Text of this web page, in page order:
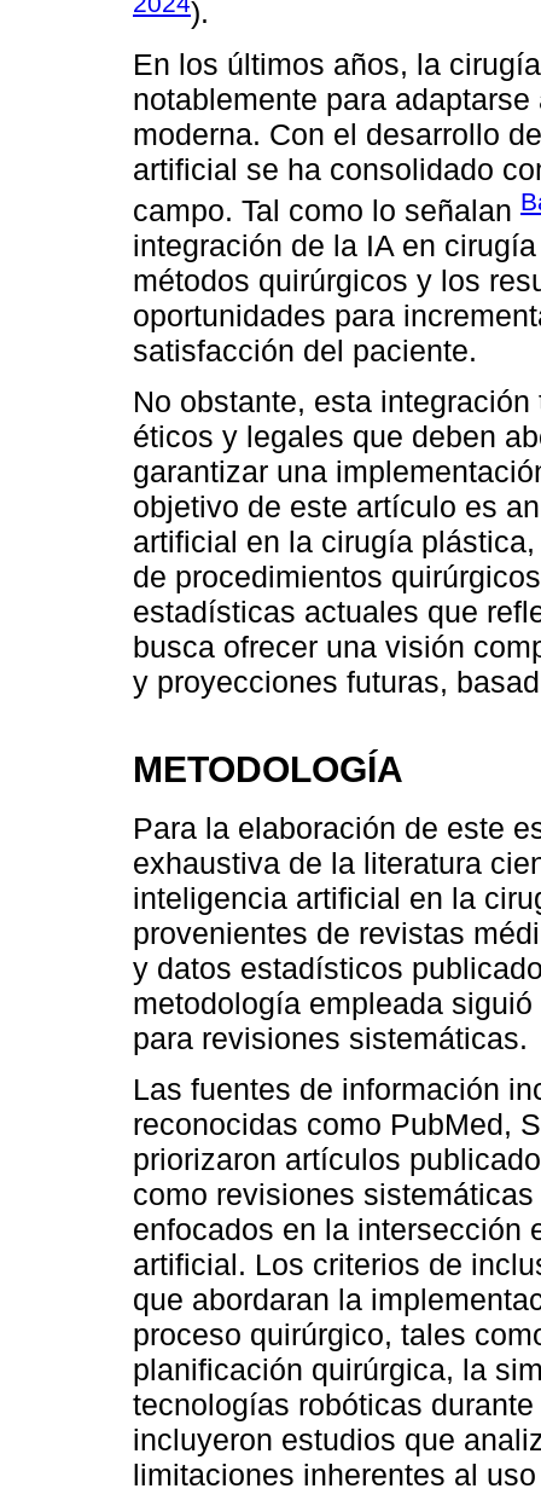
).
En los últimos años, la
notablemente para
moderna. Con el desarrollo
artificial se ha consolidado
campo. Tal como lo señalan
integración de la IA en
métodos quirúrgicos y los
oportunidades para
satisfacción del paciente.
No obstante, esta
éticos y legales que deben
garantizar una
objetivo de este artículo es
artificial en la cirugía
de procedimientos
estadísticas actuales que
busca ofrecer una visión
y proyecciones futuras,
METODOLOGÍA
Para la elaboración de este
exhaustiva de la literatura
inteligencia artificial en la
provenientes de revistas
y datos estadísticos
metodología empleada
para revisiones sistemáticas.
Las fuentes de información
reconocidas como PubMed,
priorizaron artículos
como revisiones
enfocados en la intersección
artificial. Los criterios de
que abordaran la
proceso quirúrgico, tales
planificación quirúrgica, la
tecnologías robóticas
incluyeron estudios que
limitaciones inherentes al